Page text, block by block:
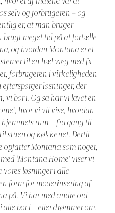
selv og forbrugeren – og
er, at man bruger
brugt meget tid på at fortælle
og hvordan Montana er et
til en hæl væg med fx
forbrugeren i virkeligheden
løsninger, der
vi bor i. Og så har vi lavet en
hvor vi vil vise, hvordan
rum – fra gang til
stuen og køkkenet. Dertil
opfatter Montana som noget,
‘Montana Home’ viser vi
løsninger i alle
form for moderinsering af
på. Vi har med andre ord
bor i – eller drømmer om.